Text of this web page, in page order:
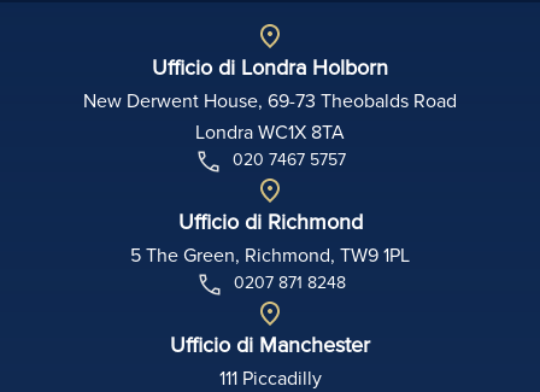
Ufficio di Londra Holborn
New Derwent House, 69-73 Theobalds Road
Londra WC1X 8TA
020 7467 5757
Ufficio di Richmond
5 The Green, Richmond, TW9 1PL
0207 871 8248
Ufficio di Manchester
111 Piccadilly